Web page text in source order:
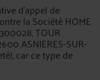
d'appel de
la Société HOME
TOUR
ASNIERES-SUR-
car ce type de